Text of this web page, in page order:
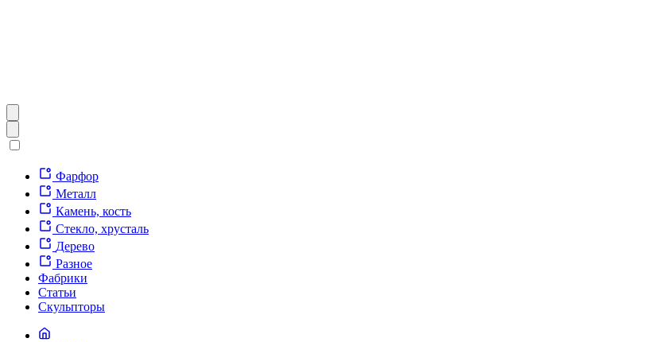
Фарфор
Металл
Камень, кость
Стекло, хрусталь
Дерево
Разное
Фабрики
Статьи
Скульпторы